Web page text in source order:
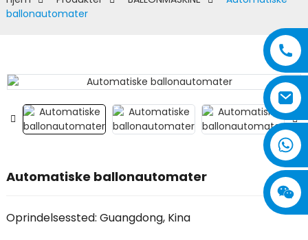
ballonautomater
Automatiske ballonautomater
Oprindelsessted: Guangdong, Kina